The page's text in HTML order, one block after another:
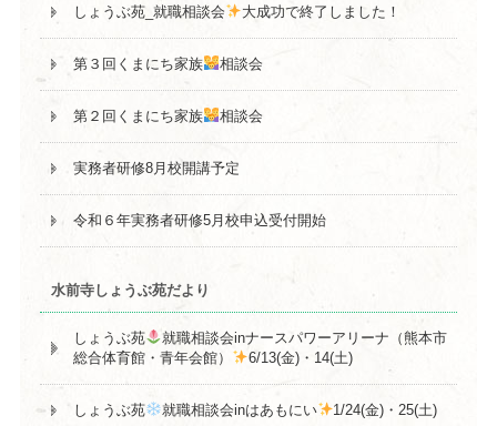
しょうぶ苑_就職相談会 大成功で終了しました！
第３回くまにち家族 相談会
第２回くまにち家族 相談会
実務者研修8月校開講予定
令和６年実務者研修5月校申込受付開始
水前寺しょうぶ苑だより
しょうぶ苑
就職相談会inナースパワーアリーナ（熊本市
総合体育館・青年会館）
6/13(金)・14(土)
しょうぶ苑 就職相談会inはあもにい 1/24(金)・25(土)